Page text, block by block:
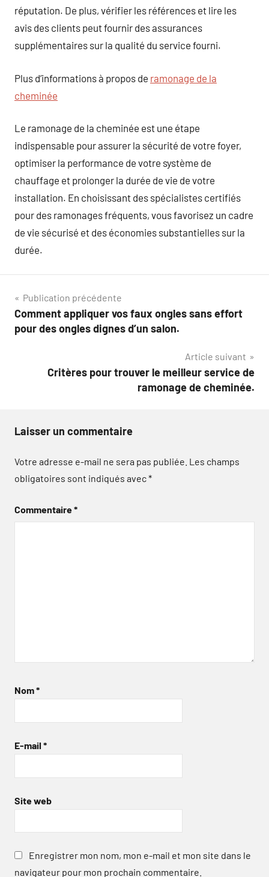
réputation. De plus, vérifier les références et lire les
avis des clients peut fournir des assurances
supplémentaires sur la qualité du service fourni.
Plus d’informations à propos de ramonage de la
cheminée
Le ramonage de la cheminée est une étape
indispensable pour assurer la sécurité de votre foyer,
optimiser la performance de votre système de
chauffage et prolonger la durée de vie de votre
installation. En choisissant des spécialistes certifiés
pour des ramonages fréquents, vous favorisez un cadre
de vie sécurisé et des économies substantielles sur la
durée.
Navigation
de
Publication précédente
Comment appliquer vos faux ongles sans effort
pour des ongles dignes d’un salon.
Article suivant
Critères pour trouver le meilleur service de
ramonage de cheminée.
Laisser un commentaire
Votre adresse e-mail ne sera pas publiée. Les champs
obligatoires sont indiqués avec*
Commentaire*
Nom*
E-mail *
Site web
Enregistrer mon nom, mon e-mail et mon site dans le
navigateur pour mon prochain commentaire.